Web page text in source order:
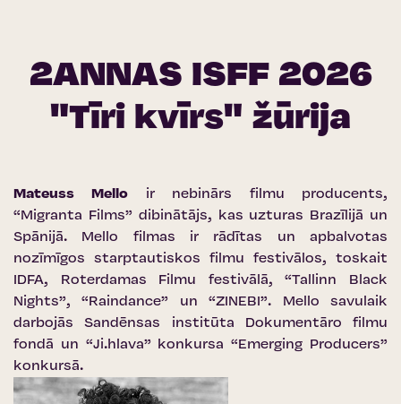
2ANNAS ISFF 2026
"Tīri kvīrs" žūrija
Mateuss Mello ir nebinārs filmu producents,
“Migranta Films” dibinātājs, kas uzturas Brazīlijā un
Spānijā. Mello filmas ir rādītas un apbalvotas
nozīmīgos starptautiskos filmu festivālos, toskait
IDFA, Roterdamas Filmu festivālā, “Tallinn Black
Nights”, “Raindance” un “ZINEBI”. Mello savulaik
darbojās Sandēnsas institūta Dokumentāro filmu
fondā un “Ji.hlava” konkursa “Emerging Producers”
konkursā.